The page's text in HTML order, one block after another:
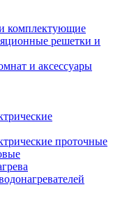
комплектующие
решетки и
и аксессуары
проточные